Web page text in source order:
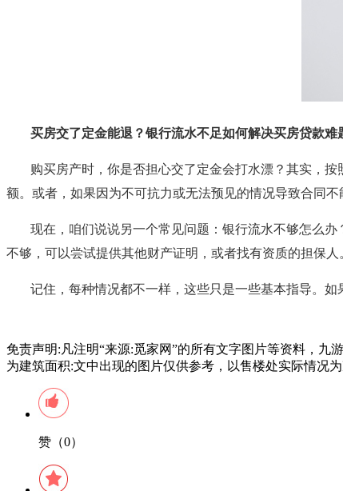
买房交了定金能退？银行流水不足如何解决买房贷款难
购买房产时，你是否担心交了定金会打水漂？其实，
额。或者，如果因为不可抗力或无法预见的情况导致合同
现在，咱们说说另一个常见问题：银行流水不够怎么
不够，可以尝试提供其他财产证明，或者找有资质的担保
记住，每种情况都不一样，这些只是一些基本指导。如
免责声明:凡注明“来源:觅家网”的所有文字图片等资料，
为建筑面积:文中出现的图片仅供参考，以售楼处实际情况为
赞（0）